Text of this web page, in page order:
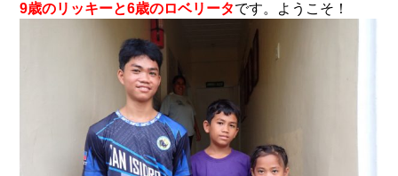
9歳のリッキーと6歳のロベリータです。ようこそ！